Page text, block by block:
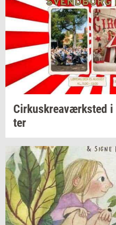
Cir­kuskrea­værk­sted i
ter